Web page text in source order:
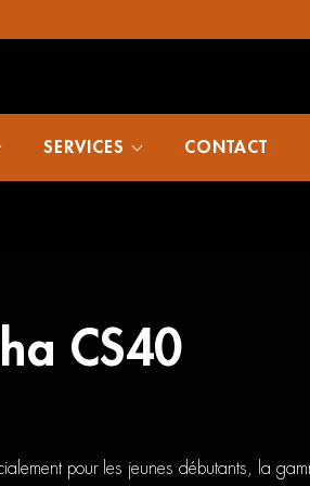
SERVICES CONTACT
CS40
pour les jeunes débutants, la